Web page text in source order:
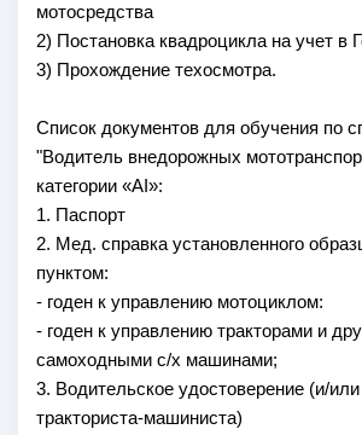
мотосредства
2) Постановка квадроцикла на учет в
3) Прохождение техосмотра.
Список документов для обучения по
"Водитель внедорожных
категории «АI»:
1. Паспорт
2. Мед. справка установленного
пунктом:
- годен к управлению мотоциклом:
- годен к управлению тракторами и
самоходными с/х машинами;
3. Водительское удостоверение (и/
тракториста-машиниста)